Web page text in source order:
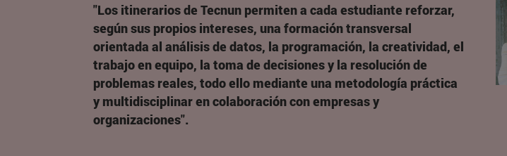
"Los itinerarios de Tecnun permiten a cada estudiante reforzar,
según sus propios intereses, una formación transversal
orientada al análisis de datos, la programación, la creatividad, el
trabajo en equipo, la toma de decisiones y la resolución de
problemas reales, todo ello mediante una metodología práctica
y multidisciplinar en colaboración con empresas y
organizaciones".